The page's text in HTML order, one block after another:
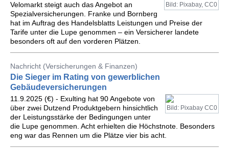
Bild: Pixabay, CC0
Velomarkt steigt auch das Angebot an
Spezialversicherungen. Franke und Bornberg
hat im Auftrag des Handelsblatts Leistungen und Preise der
Tarife unter die Lupe genommen – ein Versicherer landete
besonders oft auf den vorderen Plätzen.
Nachricht (Versicherungen & Finanzen)
Die Sieger im Rating von gewerblichen
Gebäudeversicherungen
Bild: Pixabay CC0
11.9.2025 (€) - Exulting hat 90 Angebote von
über zwei Dutzend Produktgebern hinsichtlich
der Leistungsstärke der Bedingungen unter
die Lupe genommen. Acht erhielten die Höchstnote. Besonders
eng war das Rennen um die Plätze vier bis acht.